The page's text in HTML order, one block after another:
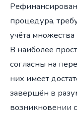
процедура,
учёта
В наиболее
согласны на
них имеет
завершён в
возникновении